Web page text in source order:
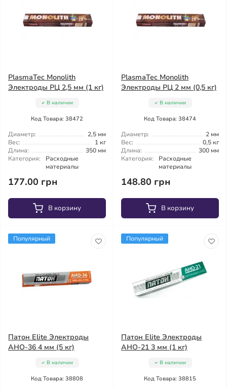
PlasmaTec Monolith
Электроды РЦ 2,5 мм (1 кг)
В наличии
Код Товара: 38472
Диаметр:
2,5 мм
Вес:
1 кг
Длина:
350 мм
Категория:
Расходные
материалы
177.00 грн
В корзину
PlasmaTec Monolith
Электроды РЦ 2 мм (0,5 кг)
В наличии
Код Товара: 38474
Диаметр:
2 мм
Вес:
0,5 кг
Длина:
300 мм
Категория:
Расходные
материалы
148.80 грн
В корзину
Популярный
Патон Elite Электроды
АНО-36 4 мм (5 кг)
В наличии
Код Товара: 38808
Популярный
Патон Elite Электроды
АНО-21 3 мм (1 кг)
В наличии
Код Товара: 38815